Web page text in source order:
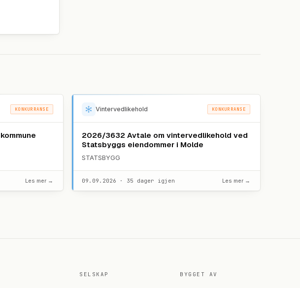
KONKURRANSE
Les mer →
Vintervedlikehold KONKURRANSE
2026/3632 Avtale om vintervedlikehold ved
Statsbyggs eiendommer i Molde
STATSBYGG
09.09.2026 · 35 dager igjen Les mer →
SELSKAP BYGGET AV